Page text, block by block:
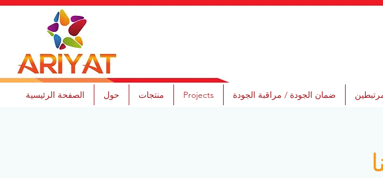
الصفحة الرئيسية حول منتجات Projects ضمان الجودة / مراقبة الجودة